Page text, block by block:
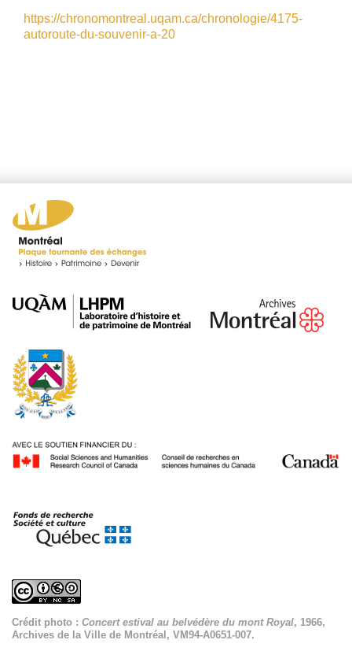
https://chronomontreal.uqam.ca/chronologie/4175-
autoroute-du-souvenir-a-20
Crédit photo : Concert estival au belvédère du mont Royal, 1966,
Archives de la Ville de Montréal, VM94-A0651-007.